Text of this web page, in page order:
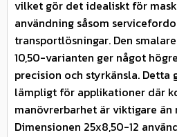
vilket gör det idealiskt för
användning såsom
transportlösningar. Den
10,50-varianten ger något
precision och styrkänsla. Detta
lämpligt för applikationer där
manövrerbarhet är viktigare
Dimensionen 25x8,50-12